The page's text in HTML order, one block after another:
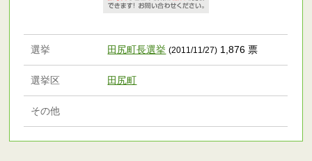
選挙 田尻町長選挙 (2011/11/27) 1,876 票
選挙区 田尻町
その他